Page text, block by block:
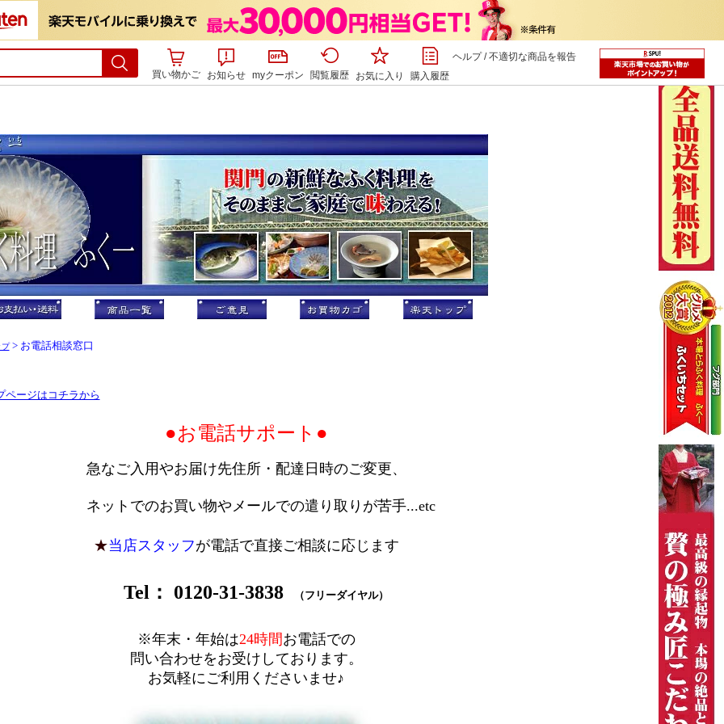
買い物かご お知らせ myクーポン 閲覧履歴 お気に入り 購入履歴
ヘルプ/不適切な商品を報告
プ> お電話相談窓口
ページはコチラから
●お電話サポート●
急なご入用やお届け先住所・配達日時のご変更、
ネットでのお買い物やメールでの遣り取りが苦手...etc
★当店スタッフが電話で直接ご相談に応じます
Tel： 0120-31-3838 （フリーダイヤル）
※年末・年始は24時間お電話での
問い合わせをお受けしております。
お気軽にご利用くださいませ♪